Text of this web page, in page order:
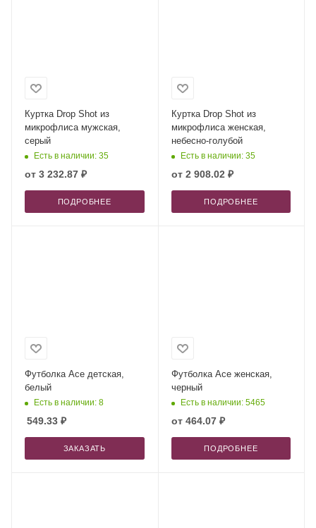
Куртка Drop Shot из
микрофлиса мужская,
серый
Есть в наличии: 35
от 3 232.87 ₽
ПОДРОБНЕЕ
Куртка Drop Shot из
микрофлиса женская,
небесно-голубой
Есть в наличии: 35
от 2 908.02 ₽
ПОДРОБНЕЕ
Футболка Ace детская,
белый
Есть в наличии: 8
549.33 ₽
ЗАКАЗАТЬ
Футболка Ace женская,
черный
Есть в наличии: 5465
от 464.07 ₽
ПОДРОБНЕЕ